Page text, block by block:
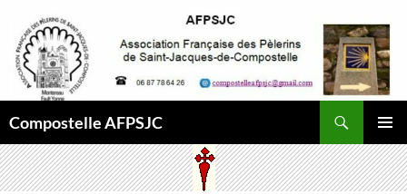
contenu
Compostelle AFPSJC
MENU